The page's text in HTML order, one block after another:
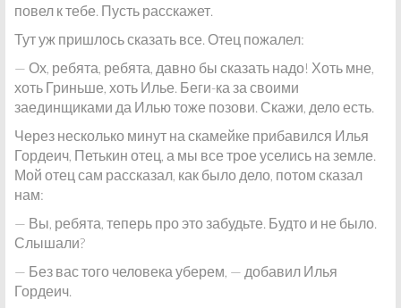
повел к тебе. Пусть расскажет.
Тут уж пришлось сказать все. Отец пожалел:
— Ох, ребята, ребята, давно бы сказать надо! Хоть мне,
хоть Гриньше, хоть Илье. Беги-ка за своими
заединщиками да Илью тоже позови. Скажи, дело есть.
Через несколько минут на скамейке прибавился Илья
Гордеич, Петькин отец, а мы все трое уселись на земле.
Мой отец сам рассказал, как было дело, потом сказал
нам:
— Вы, ребята, теперь про это забудьте. Будто и не было.
Слышали?
— Без вас того человека уберем, — добавил Илья
Гордеич.